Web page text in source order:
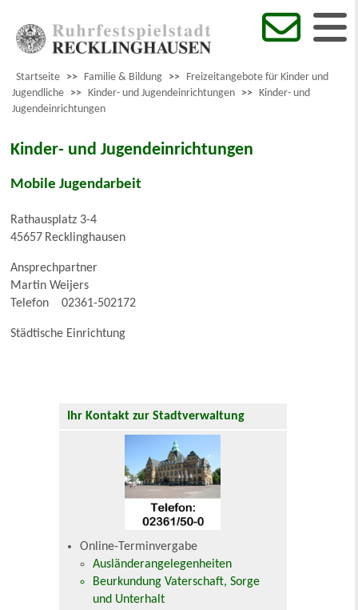
Startseite >> Familie & Bildung >> Freizeitangebote für Kinder und
Jugendliche >> Kinder- und Jugendeinrichtungen >> Kinder- und
Jugendeinrichtungen
Kinder- und Jugendeinrichtungen
Mobile Jugendarbeit
Rathausplatz 3-4
45657 Recklinghausen
Ansprechpartner
Martin Weijers
Telefon
02361-502172
Städtische Einrichtung
Ihr Kontakt zur Stadtverwaltung
Online-Terminvergabe
Ausländerangelegenheiten
Beurkundung Vaterschaft, Sorge
und Unterhalt